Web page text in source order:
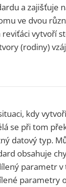
a zajišťuje
ve dvou
reviťáci vytvoří
(rodiny)
kdy
se při tom
datový typ.
obsahuje
parametr
parametry